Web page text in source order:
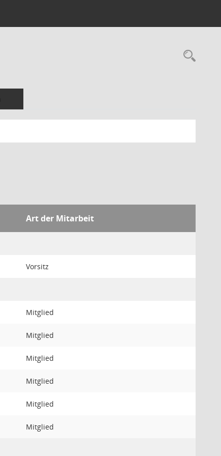
Art der Mitarbeit
Vorsitz
Mitglied
Mitglied
Mitglied
Mitglied
Mitglied
Mitglied